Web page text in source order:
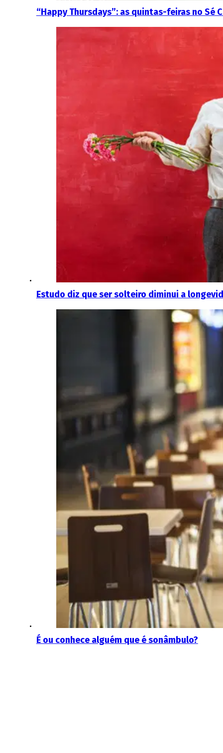
“Happy Thursdays”: as quintas-feiras no Sé
Estudo diz que ser solteiro diminui a
É ou conhece alguém que é sonâmbulo?